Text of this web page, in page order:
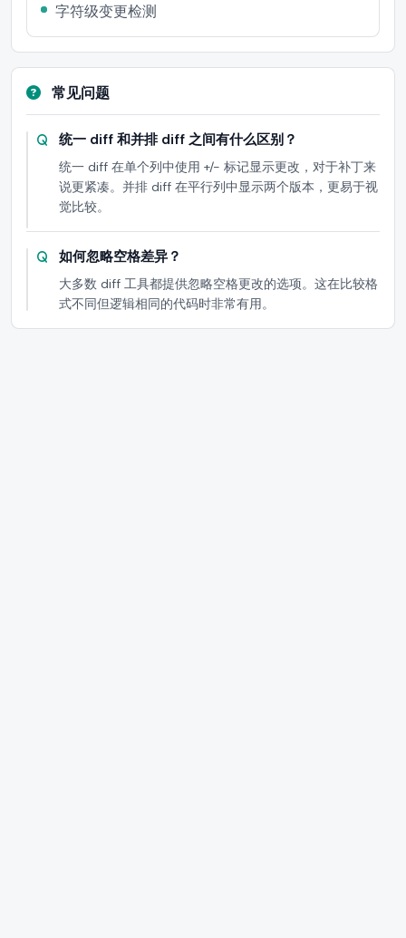
字符级变更检测
常见问题
统一 diff 和并排 diff 之间有什么区别？
统一 diff 在单个列中使用 +/- 标记显示更改，对于补丁来
说更紧凑。并排 diff 在平行列中显示两个版本，更易于视
觉比较。
如何忽略空格差异？
大多数 diff 工具都提供忽略空格更改的选项。这在比较格
式不同但逻辑相同的代码时非常有用。